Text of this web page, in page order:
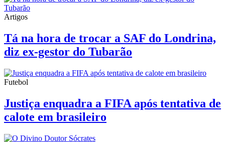
Artigos
Tá na hora de trocar a SAF do Londrina,
diz ex-gestor do Tubarão
Futebol
Justiça enquadra a FIFA após tentativa de
calote em brasileiro